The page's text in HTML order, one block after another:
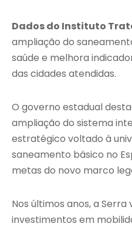
Dados do Instituto
ampliação do
saúde e melhora
das cidades atendidas.
O governo estadual
ampliação do sistema
estratégico voltado à
saneamento básico no
metas do novo marco
Nos últimos anos, a
investimentos em